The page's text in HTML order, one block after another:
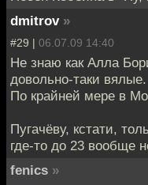
dmitrov »
#29 | 06.07.09 14:40
Не знаю как Алла
довольно-таки вялые.
По крайней мере в
Пугачёву, кстати,
где-то до 23 вообще
fenics »